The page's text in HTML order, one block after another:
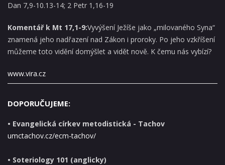
Dan 7,9-10.13-14; 2 Petr 1,16-19
Komentář k Mt 17,1-9:Vyvýšení Ježíše jako „milovaného Syna“
znamená jeho nadřazení nad Zákon i proroky. Po jeho vzkříšení
můžeme toto vidění domýšlet a vidět nově. K čemu nás vybízí?
www.vira.cz
DOPORUČUJEME:
• Evangelická církev metodistická - Tachov
umctachov.cz/ecm-tachov/
• Soteriology 101 (anglicky)